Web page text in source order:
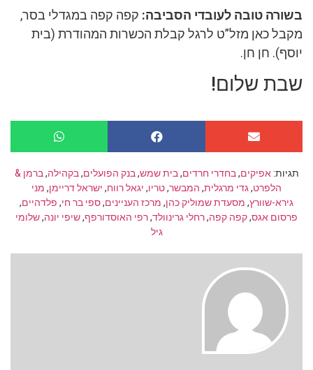
בשורה טובה לעובדי הסביבה: קפה קפה במגדלי בסר,
מקבל כאן מזל”ט לרגל קבלת הכשרות המהודרת (בית
יוסף). חן חן.
שבת שלום!
תגיות: אפיקים,בחדרי חרדים,בית שמש,בנק הפועלים,בקהילה,ברמן &
הלפרט,גדי מרגלית, המבשר,טריו, יגאל רווח, ישראל דריימן, מני
גירא-שוורץ, מסעדת שמוליק כהן, מרכז העניינים,ספי בר חי, פלדהיים,
פרסום אגס,קפה קפה,רחלי גרינוולד,רפי האוסדורפף,שיפי יונה,שלומי
גיל